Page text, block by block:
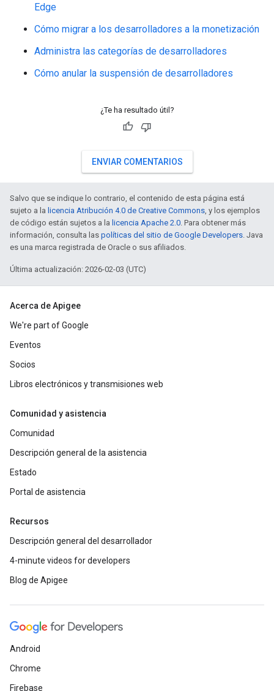
Edge
Cómo migrar a los desarrolladores a la monetización
Administra las categorías de desarrolladores
Cómo anular la suspensión de desarrolladores
¿Te ha resultado útil?
ENVIAR COMENTARIOS
Salvo que se indique lo contrario, el contenido de esta página está
sujeto a la licencia Atribución 4.0 de Creative Commons , y los ejemplos
de código están sujetos a la licencia Apache 2.0 . Para obtener más
información, consulta las políticas del sitio de Google Developers . Java
es una marca registrada de Oracle o sus afiliados.
Última actualización: 2026-02-03 (UTC)
Acerca de Apigee
We're part of Google
Eventos
Socios
Libros electrónicos y transmisiones web
Comunidad y asistencia
Comunidad
Descripción general de la asistencia
Estado
Portal de asistencia
Recursos
Descripción general del desarrollador
4-minute videos for developers
Blog de Apigee
Android
Chrome
Firebase